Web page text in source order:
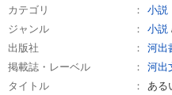
カテゴリ
小説
ジャンル
小説
出版社
河出
掲載誌・レーベル
河出
タイトル
ある